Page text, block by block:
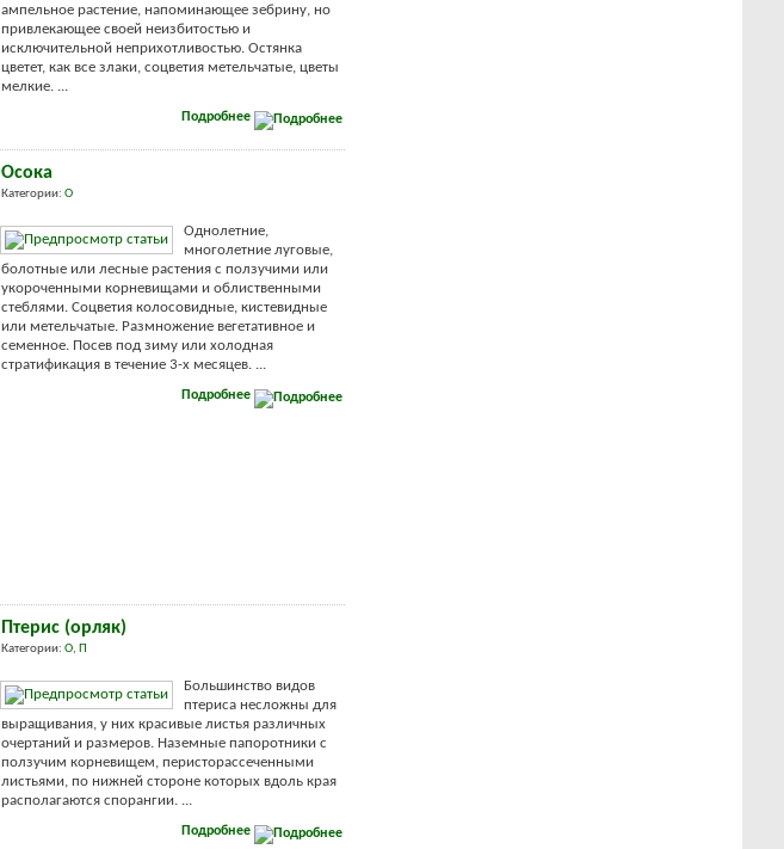
ампельное растение, напоминающее зебрину, но
привлекающее своей неизбитостью и
исключительной неприхотливостью. Остянка
цветет, как все злаки, соцветия метельчатые, цветы
мелкие. ...
Подробнее
Осока
Категории: О
Однолетние,
многолетние луговые,
болотные или лесные растения с ползучими или
укороченными корневищами и облиственными
стеблями. Соцветия колосовидные, кистевидные
или метельчатые. Размножение вегетативное и
семенное. Посев под зиму или холодная
стратификация в течение 3-х месяцев. ...
Подробнее
Птерис (орляк)
Категории: О, П
Большинство видов
птериса несложны для
выращивания, у них красивые листья различных
очертаний и размеров. Наземные папоротники c
ползучим корневищем, перисторассеченными
листьями, по нижней стороне которых вдоль края
располагаются спорангии. ...
Подробнее